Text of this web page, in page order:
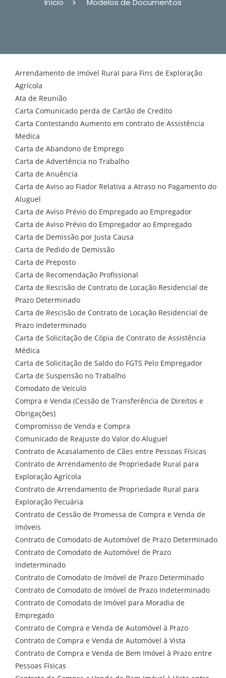
Início Modelos de Documentos
Arrendamento de Imóvel Rural para Fins de Exploração
Agrícola
Ata de Reunião
Carta Comunicado perda de Cartão de Credito
Carta Contestando Aumento em contrato de Assistência
Medica
Carta de Abandono de Emprego
Carta de Advertência no Trabalho
Carta de Anuência
Carta de Aviso ao Fiador Relativa a Atraso no Pagamento do
Aluguel
Carta de Aviso Prévio do Empregado ao Empregador
Carta de Aviso Prévio do Empregador ao Empregado
Carta de Demissão por Justa Causa
Carta de Pedido de Demissão
Carta de Preposto
Carta de Recomendação Profissional
Carta de Rescisão de Contrato de Locação Residencial de
Prazo Determinado
Carta de Rescisão de Contrato de Locação Residencial de
Prazo Indeterminado
Carta de Solicitação de Cópia de Contrato de Assistência
Médica
Carta de Solicitação de Saldo do FGTS Pelo Empregador
Carta de Suspensão no Trabalho
Comodato de Veículo
Compra e Venda (Cessão de Transferência de Direitos e
Obrigações)
Compromisso de Venda e Compra
Comunicado de Reajuste do Valor do Aluguel
Contrato de Acasalamento de Cães entre Pessoas Físicas
Contrato de Arrendamento de Propriedade Rural para
Exploração Agrícola
Contrato de Arrendamento de Propriedade Rural para
Exploração Pecuária
Contrato de Cessão de Promessa de Compra e Venda de
Imóveis
Contrato de Comodato de Automóvel de Prazo Determinado
Contrato de Comodato de Automóvel de Prazo
Indeterminado
Contrato de Comodato de Imóvel de Prazo Determinado
Contrato de Comodato de Imóvel de Prazo Indeterminado
Contrato de Comodato de Imóvel para Moradia de
Empregado
Contrato de Compra e Venda de Automóvel à Prazo
Contrato de Compra e Venda de Automóvel à Vista
Contrato de Compra e Venda de Bem Imóvel à Prazo entre
Pessoas Físicas